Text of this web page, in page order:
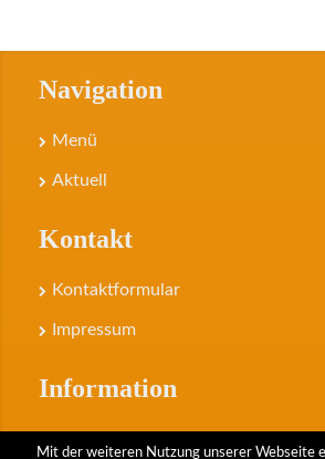
Navigation
Menü
Aktuell
Kontakt
Kontaktformular
Impressum
Information
Mit der weiteren Nutzung unserer Webseite